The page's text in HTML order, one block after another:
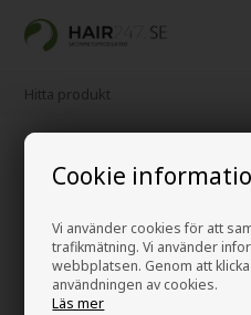
Cookie
Vi använder cookies för att
trafikmätning. Vi använder
webbplatsen. Genom att
användningen av cookies.
Läs mer